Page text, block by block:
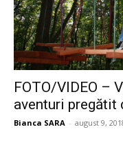
FOTO/VIDEO –
aventuri pregătit
Bianca SARA - august 9,